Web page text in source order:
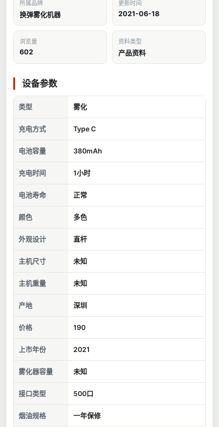
所属品牌
换弹雾化机器
更新时间
2021-06-18
浏览量
602
资料类型
产品资料
设备参数
类型 雾化
充电方式 Type C
电池容量 380mAh
充电时间 1小时
电池寿命 正常
颜色 多色
外观设计 直杆
主机尺寸 未知
主机重量 未知
产地 深圳
价格 190
上市年份 2021
雾化器容量 未知
接口类型 500口
烟油规格 一年保修